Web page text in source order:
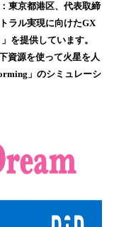
東京都港区、代表取締
ラル実現に向けたGX
を提供しています。
資源を使って火星を人
」のシミュレーシ